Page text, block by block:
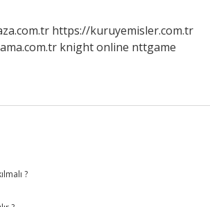
https://kuruyemisler.com.tr
knight online nttgame
?